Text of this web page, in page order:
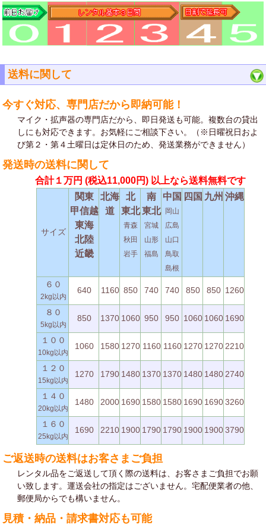
送料に関して
今すぐ対応、専門店だから即納可能！
マイク・拡声器の専門店だから、即日発送も可能。複数台の貸出
しにも対応できます。お気軽にご相談下さい。（※日曜祝日およ
び第２・第４土曜日は定休日のため、発送業務ができません）
発送時の送料に関して
合計１万円 (税込11,000円) 以上なら送料無料です
サイズ
関東
甲信越
東海
北陸
近畿
北海
道
北
東北
青森
秋田
岩手
南
東北
宮城
山形
福島
中国
岡山
広島
山口
鳥取
島根
四国 九州 沖縄
６０
2kg以内
640 1160 850 740 740 850 850 1260
８０
5kg以内
850 1370 1060 950 950 1060 1060 1690
１００
10kg以内
1060 1580 1270 1160 1160 1270 1270 2210
１２０
15kg以内
1270 1790 1480 1370 1370 1480 1480 2740
１４０
20kg以内
1480 2000 1690 1580 1580 1690 16903260
１６０
25kg以内
1690 2210 1900 1790 1790 1900 19003790
ご返送時の送料はお客さまご負担
レンタル品をご返送して頂く際の送料は、お客さまご負担でお願
い致します。運送会社の指定はございません。宅配便業者の他、
郵便局からでも構いません。
見積・納品・請求書対応も可能